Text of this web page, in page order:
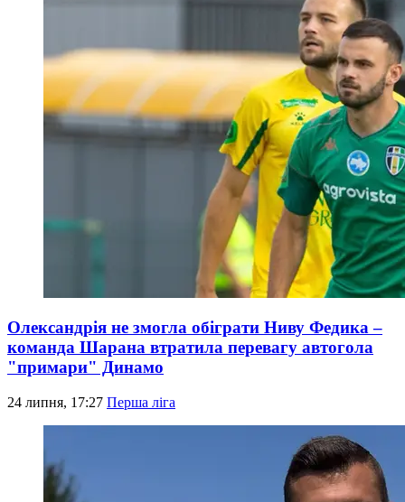
Олександрія не змогла обіграти Ниву Федика –
команда Шарана втратила перевагу автогола
"примари" Динамо
24 липня, 17:27 Перша ліга